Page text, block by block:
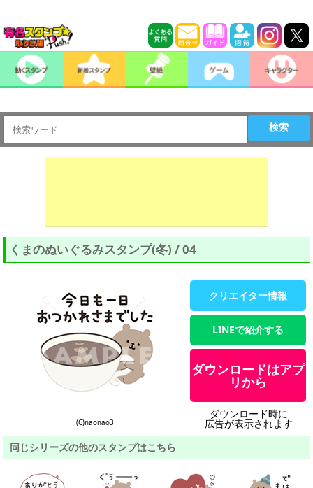
検索
くまのぬいぐるみスタンプ(冬) / 04
(C)naonao3
クリエイター情報
LINEで紹介する
ダウンロードはアプ
リから
ダウンロード時に
広告が表示されます
同じシリーズの他のスタンプはこちら